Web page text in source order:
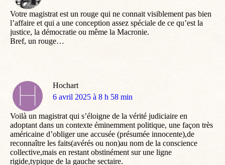
Votre magistrat est un rouge qui ne connait visiblement pas bien
l’affaire et qui a une conception assez spéciale de ce qu’est la
justice, la démocratie ou même la Macronie.
Bref, un rouge…
Hochart
dit
6 avril 2025 à 8 h 58 min
Voilà un magistrat qui s’éloigne de la vérité judiciaire en
adoptant dans un contexte éminemment politique, une façon très
américaine d’obliger une accusée (présumée innocente),de
reconnaître les faits(avérés ou non)au nom de la conscience
collective,mais en restant obstinément sur une ligne
rigide,typique de la gauche sectaire.